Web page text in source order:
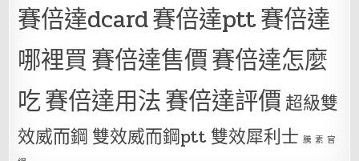
賽倍達dcard賽倍達ptt賽倍達
哪裡買賽倍達售價賽倍達怎麼
吃賽倍達用法賽倍達評價超級雙
效威而鋼 雙效威而鋼ptt 雙效犀利士 騰 素 官